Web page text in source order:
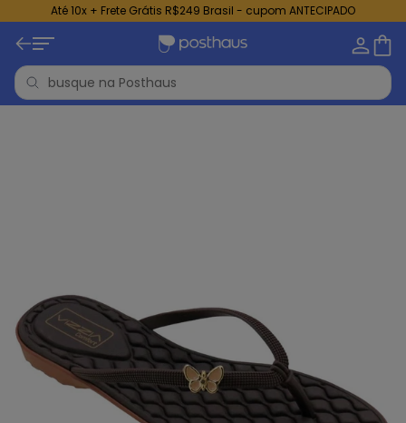
Até 10x + Frete Grátis R$249 Brasil - cupom ANTECIPADO